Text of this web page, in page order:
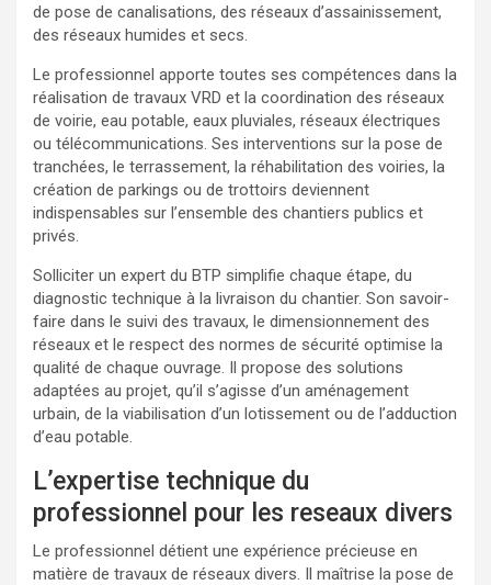
de pose de canalisations, des réseaux d’assainissement,
des réseaux humides et secs.
Le professionnel apporte toutes ses compétences dans la
réalisation de travaux VRD et la coordination des réseaux
de voirie, eau potable, eaux pluviales, réseaux électriques
ou télécommunications. Ses interventions sur la pose de
tranchées, le terrassement, la réhabilitation des voiries, la
création de parkings ou de trottoirs deviennent
indispensables sur l’ensemble des chantiers publics et
privés.
Solliciter un expert du BTP simplifie chaque étape, du
diagnostic technique à la livraison du chantier. Son savoir-
faire dans le suivi des travaux, le dimensionnement des
réseaux et le respect des normes de sécurité optimise la
qualité de chaque ouvrage. Il propose des solutions
adaptées au projet, qu’il s’agisse d’un aménagement
urbain, de la viabilisation d’un lotissement ou de l’adduction
d’eau potable.
L’expertise technique du
professionnel pour les reseaux divers
Le professionnel détient une expérience précieuse en
matière de travaux de réseaux divers. Il maîtrise la pose de